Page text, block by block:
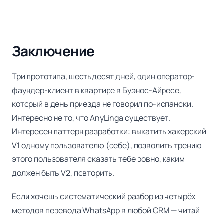
Заключение
Три прототипа, шестьдесят дней, один оператор-
фаундер-клиент в квартире в Буэнос-Айресе,
который в день приезда не говорил по-испански.
Интересно не то, что AnyLinga существует.
Интересен паттерн разработки: выкатить хакерский
V1 одному пользователю (себе), позволить трению
этого пользователя сказать тебе ровно, каким
должен быть V2, повторить.
Если хочешь систематический разбор из четырёх
методов перевода WhatsApp в любой CRM — читай